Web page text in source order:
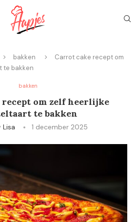
bakken
Carrot cake recept om
te bakken
bakken
om zelf heerlijke
te bakken
Lisa 1 december 2025